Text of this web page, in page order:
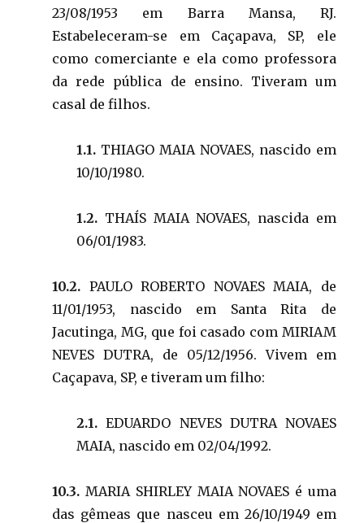
23/08/1953 em Barra Mansa, RJ.
Estabeleceram-se em Caçapava, SP, ele
como comerciante e ela como professora
da rede pública de ensino. Tiveram um
casal de filhos.
1.1. THIAGO MAIA NOVAES, nascido em
10/10/1980.
1.2. THAÍS MAIA NOVAES, nascida em
06/01/1983.
10.2. PAULO ROBERTO NOVAES MAIA, de
11/01/1953, nascido em Santa Rita de
Jacutinga, MG, que foi casado com MIRIAM
NEVES DUTRA, de 05/12/1956. Vivem em
Caçapava, SP, e tiveram um filho:
2.1. EDUARDO NEVES DUTRA NOVAES
MAIA, nascido em 02/04/1992.
10.3. MARIA SHIRLEY MAIA NOVAES é uma
das gêmeas que nasceu em 26/10/1949 em